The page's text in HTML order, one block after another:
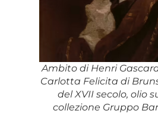
Ambito di Henri
Carlotta Felicita di
del XVII secolo, olio
collezione Gruppo